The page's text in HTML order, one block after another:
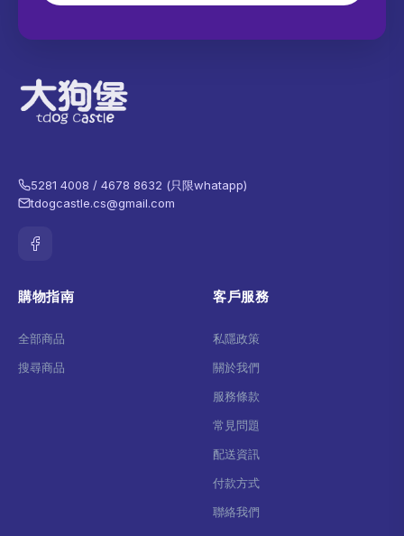
5281 4008 / 4678 8632 (只限whatapp)
tdogcastle.cs@gmail.com
購物指南
全部商品
搜尋商品
客戶服務
私隱政策
關於我們
服務條款
常見問題
配送資訊
付款方式
聯絡我們